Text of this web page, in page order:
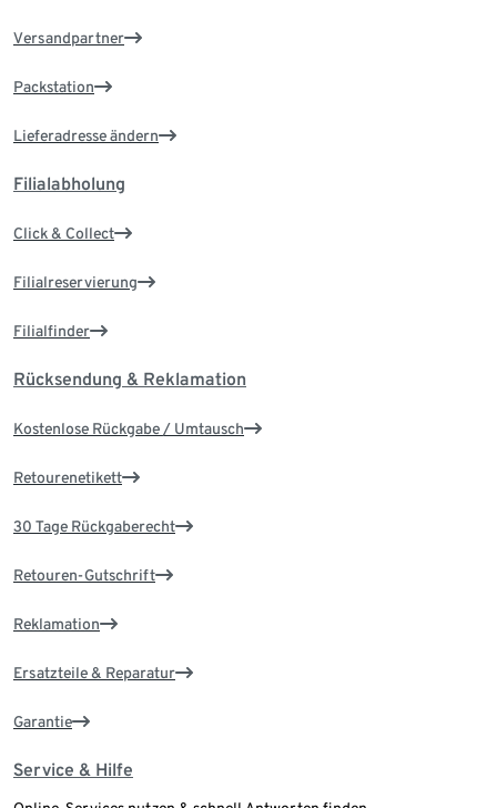
Versandpartner
Packstation
Lieferadresse ändern
Filialabholung
Click & Collect
Filialreservierung
Filialfinder
Rücksendung & Reklamation
Kostenlose Rückgabe / Umtausch
Retourenetikett
30 Tage Rückgaberecht
Retouren-Gutschrift
Reklamation
Ersatzteile & Reparatur
Garantie
Service & Hilfe